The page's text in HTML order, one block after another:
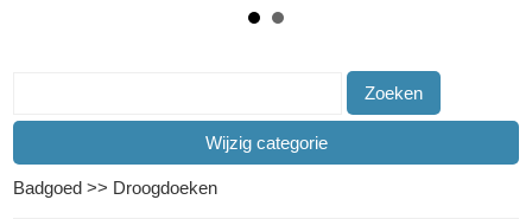
Zoeken
Wijzig categorie
Badgoed >> Droogdoeken